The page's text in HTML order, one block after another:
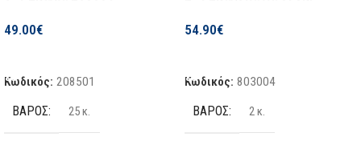
49.00€
Κωδικός: 208501
ΒΆΡΟΣ 25 κ.
54.90€
Κωδικός: 803004
ΒΆΡΟΣ 2 κ.